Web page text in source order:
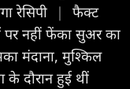
रेसिपी
|
फैक्ट
नहीं फेंका सुअर का
मंदाना, मुश्किल
दौरान हुई थीं